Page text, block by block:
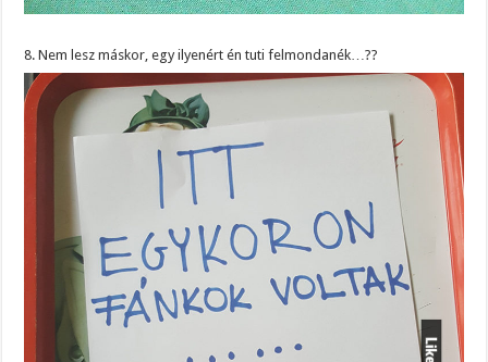
8. Nem lesz máskor, egy ilyenért én tuti felmondanék…??